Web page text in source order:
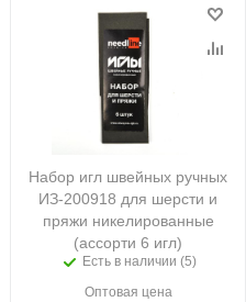
Набор игл швейных ручных
ИЗ-200918 для шерсти и
пряжи никелированные
(ассорти 6 игл)
Есть в наличии (5)
Оптовая цена